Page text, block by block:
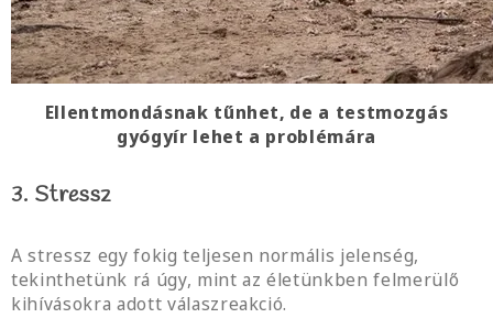
Ellentmondásnak tűnhet, de a testmozgás
gyógyír lehet a problémára
3. Stressz
A stressz egy fokig teljesen normális jelenség,
tekinthetünk rá úgy, mint az életünkben felmerülő
kihívásokra adott válaszreakció.